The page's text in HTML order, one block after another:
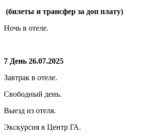
(билеты и трансфер за доп плату)
Ночь в отеле.
7 День 26.07.2025
Завтрак в отеле.
Свободный день.
Выезд из отеля.
Экскурсия в Центр ГА.